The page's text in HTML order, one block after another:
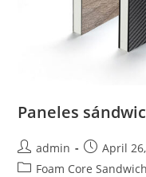
Paneles
Post
author:
admin
Post
published:
April
PostFoam Core